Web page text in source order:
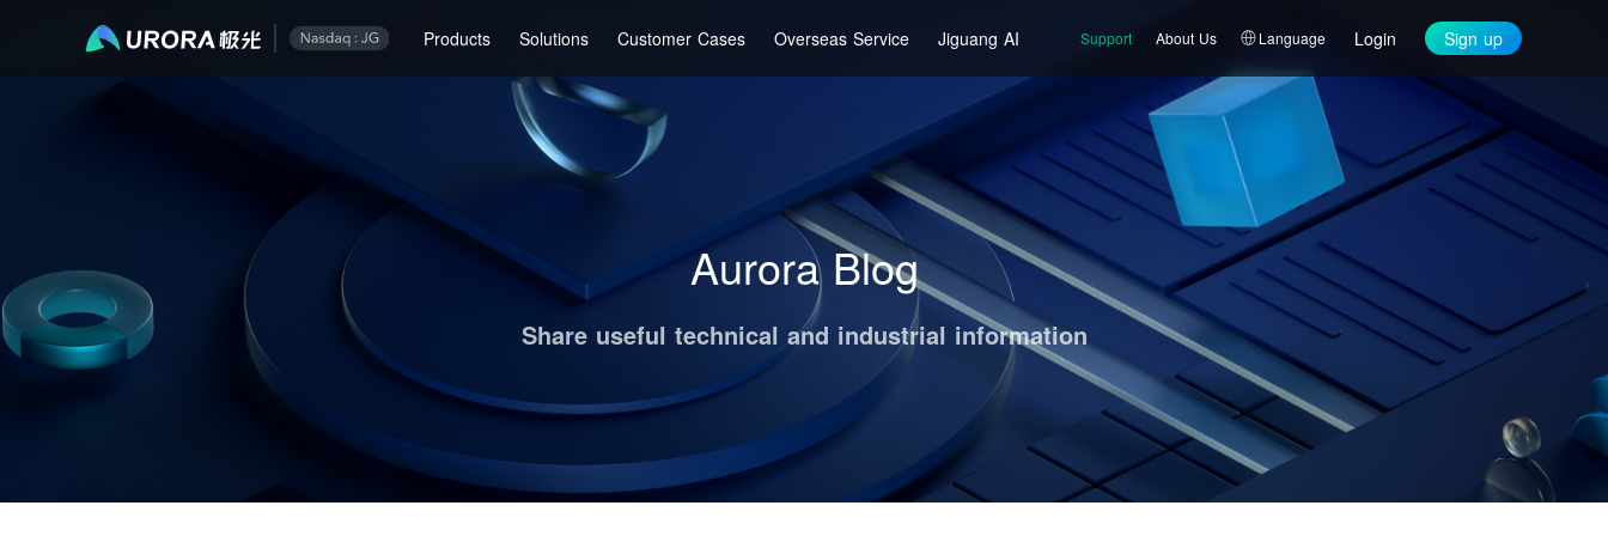
Products Solutions Customer Cases Overseas Service Jiguang AI Support About Us Language Login Sign up
Aurora Blog
Share useful technical and industrial information